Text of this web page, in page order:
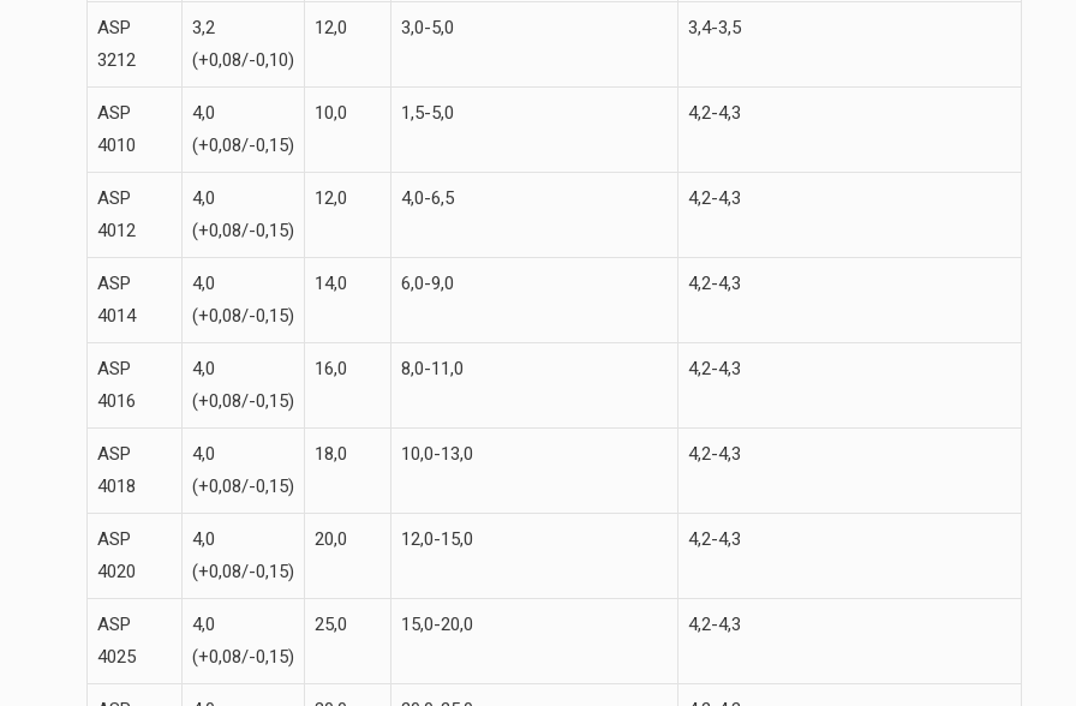
ASP
3212
3,2
(+0,08/-0,10)
12,0 3,0-5,0 3,4-3,5
ASP
4010
4,0
(+0,08/-0,15)
10,0 1,5-5,0 4,2-4,3
ASP
4012
4,0
(+0,08/-0,15)
12,0 4,0-6,5 4,2-4,3
ASP
4014
4,0
(+0,08/-0,15)
14,0 6,0-9,0 4,2-4,3
ASP
4016
4,0
(+0,08/-0,15)
16,0 8,0-11,0 4,2-4,3
ASP
4018
4,0
(+0,08/-0,15)
18,0 10,0-13,0 4,2-4,3
ASP
4020
4,0
(+0,08/-0,15)
20,0 12,0-15,0 4,2-4,3
ASP
4025
4,0
(+0,08/-0,15)
25,0 15,0-20,0 4,2-4,3